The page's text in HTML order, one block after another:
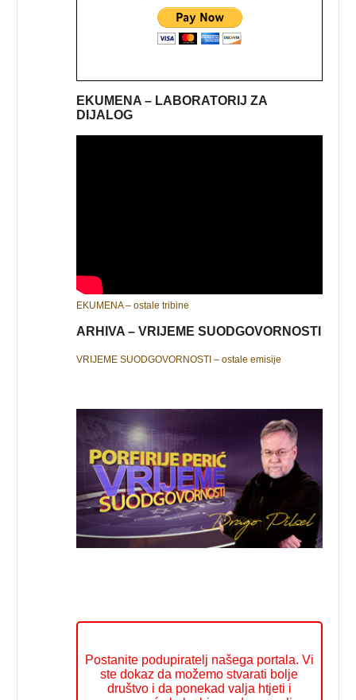
EKUMENA – LABORATORIJ ZA
DIJALOG
EKUMENA – ostale tribine
ARHIVA – VRIJEME SUODGOVORNOSTI
VRIJEME SUODGOVORNOSTI – ostale emisije
Postanite podupiratelj našega portala. Vi
ste dokaz da možemo stvarati bolje
društvo i da ponekad valja htjeti i